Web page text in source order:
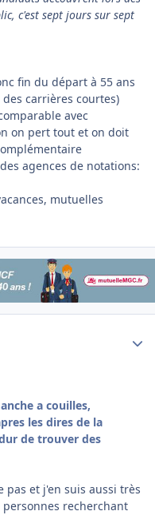
c'est sept jours sur sept
fin du départ à 55 ans
carrières courtes)
avec
on pert tout et on doit
agences de notations:
mutuelles
a couilles,
les dires de la
de trouver des
pas et j'en suis aussi très
recherchant